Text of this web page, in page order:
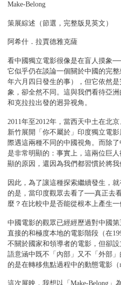
Make-Belong
策展綜述（節選，完整版見英文）
阿希什．拉賈德雅克薩
看中國獨立電影很像是在盲人摸象
它似乎仍在談論一個關於中國的完
年六月四日發生的事），但它依然
象，卻全然不同。這與我們看待亞
和克拉拉出發的迥异视角。
2011年至2012年，當西天中土在北
新竹展開「你不屬於」印度獨立電
際遇這兩種不同的中國視角。而除
是非常明顯的：事實上，這兩位巨
顯的原因，還因為我們都習慣於將
因此，為了讓這種探索繼續發生，
的是，當印度觀眾去看了──真正去
麼？在比較中是否能從根本上產生
中國電影的觀眾已經經歷過對中國
直接的和極度本地的電影階段（在
不關於國家和領導者的電影，但卻
語意涵中既不「內部」又不「外部
的是在轉移焦點過程中的動態電影（
這次展映，我想以「Make-Belong」